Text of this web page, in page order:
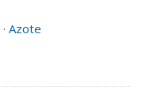
· Azote